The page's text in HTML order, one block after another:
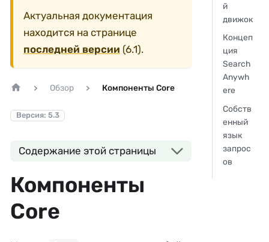
Актуальная документация
находится на странице
последней версии (6.1).
Обзор Компоненты Core
Версия: 5.3
Содержание этой страницы
Компоненты
Core
й
движок
Концеп
ция
Search
Anywh
ere
Собств
енный
язык
запрос
ов